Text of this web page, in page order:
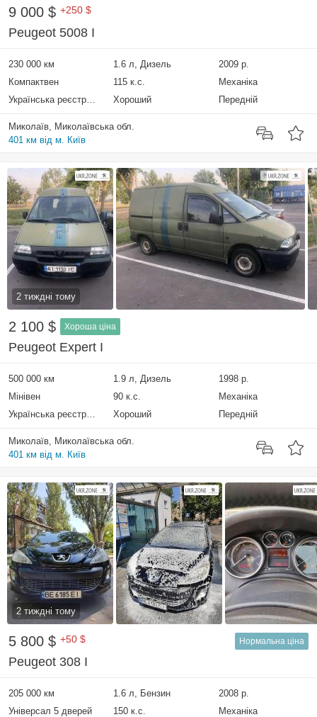
9 000 $ +250 $
Peugeot 5008 I
230 000 км 1.6 л, Дизель
2009 р.
Компактвен
115 к.с.
Механіка
Українська реєстрація
Хороший Передній
Миколаїв, Миколаївська обл.
401 км від м. Київ
2 тиждні тому
2 100 $ Хороша ціна
Peugeot Expert I
500 000 км 1.9 л, Дизель
1998 р.
Мінівен
90 к.с.
Механіка
Українська реєстрація
Хороший Передній
Миколаїв, Миколаївська обл.
401 км від м. Київ
2 тиждні тому
5 800 $ +50 $ Нормальна ціна
Peugeot 308 I
205 000 км 1.6 л, Бензин
2008 р.
Універсал 5 дверей
150 к.с.
Механіка